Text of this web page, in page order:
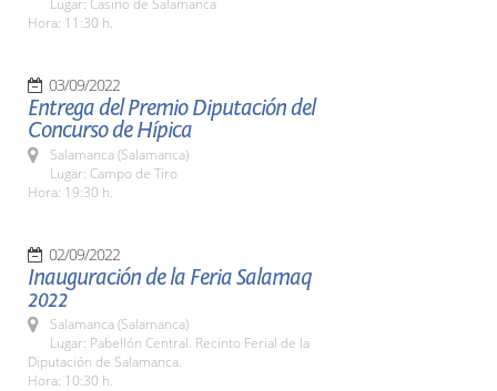
Lugar: Casino de Salamanca
Hora: 11:30 h.
03/09/2022
Entrega del Premio Diputación del
Concurso de Hípica
Salamanca (Salamanca)
Lugar: Campo de Tiro
Hora: 19:30 h.
02/09/2022
Inauguración de la Feria Salamaq
2022
Salamanca (Salamanca)
Lugar: Pabellón Central. Recinto Ferial de la
Diputación de Salamanca.
Hora: 10:30 h.